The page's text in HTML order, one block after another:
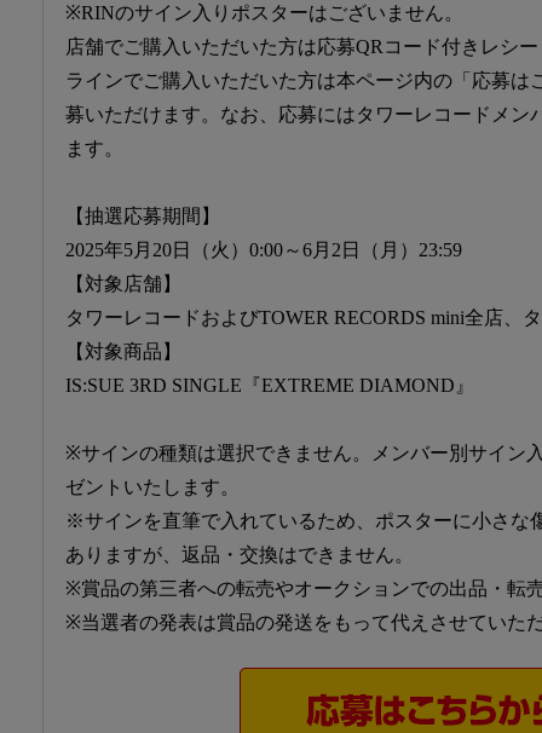
※RINのサイン入りポスターはございません。
店舗でご購入いただいた方は応募QRコード付きレシ
ラインでご購入いただいた方は本ページ内の「応募は
募いただけます。なお、応募にはタワーレコードメン
ます。
【抽選応募期間】
2025年5月20日（火）0:00～6月2日（月）23:59
【対象店舗】
タワーレコードおよびTOWER RECORDS mini全店、
【対象商品】
IS:SUE 3RD SINGLE『EXTREME DIAMOND』
※サインの種類は選択できません。メンバー別サイン
ゼントいたします。
※サインを直筆で入れているため、ポスターに小さな
ありますが、返品・交換はできません。
※賞品の第三者への転売やオークションでの出品・転
※当選者の発表は賞品の発送をもって代えさせていた